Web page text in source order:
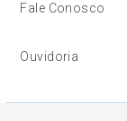
Fale Conosco
Ouvidoria